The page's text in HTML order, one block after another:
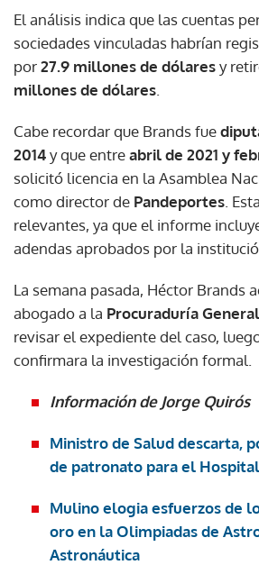
El análisis indica que las cuentas
sociedades vinculadas habrían
por27.9 millones de dólaresy
millones de dólares
Cabe recordar que Brands fue
2014y que entreabril de 2021 y
solicitó licencia en la Asamblea
como director de Pandeportes .
relevantes, ya que el informe
adendas aprobados por la
La semana pasada, Héctor Brands
abogado a la Procuraduría
revisar el expediente del caso,
confirmara la investigación formal.
Información de Jorge Quirós
Ministro de Salud descarta,
de patronato para el
Mulino elogia esfuerzos de
oro en la Olimpiadas de
Astronáutica